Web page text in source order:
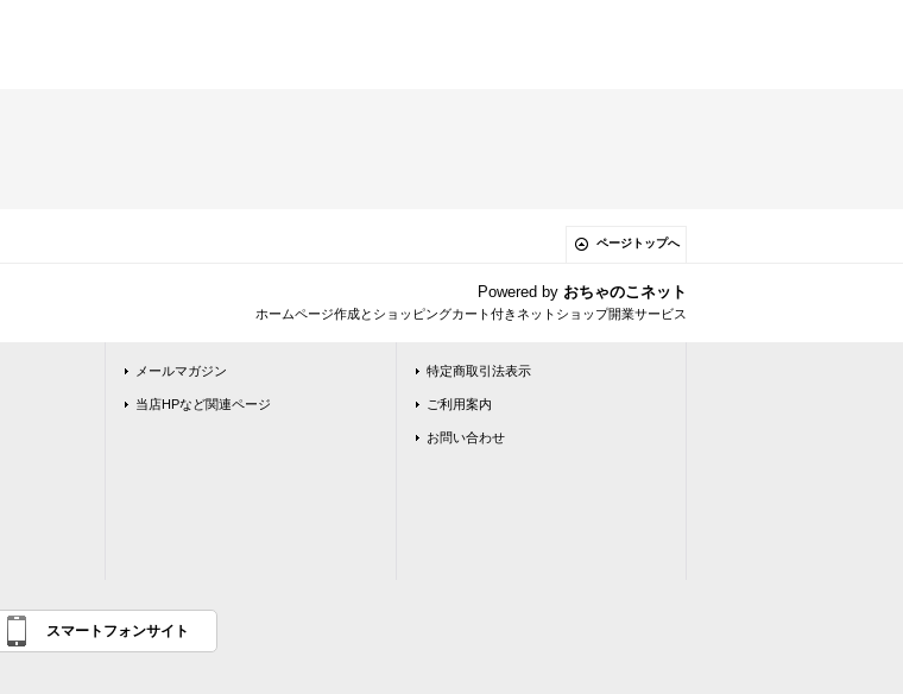
ページトップへ
Powered by おちゃのこネット
ホームページ作成とショッピングカート付きネットショップ開業サービス
メールマガジン
当店HPなど関連ページ
特定商取引法表示
ご利用案内
お問い合わせ
スマートフォンサイト